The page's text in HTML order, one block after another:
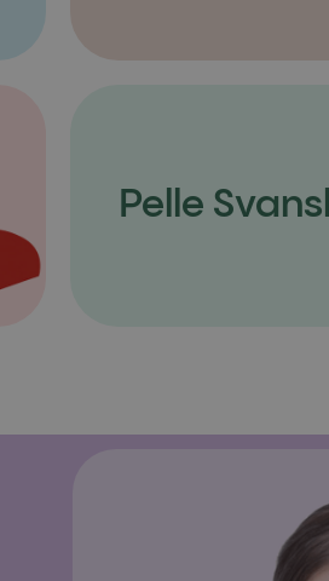
Pelle